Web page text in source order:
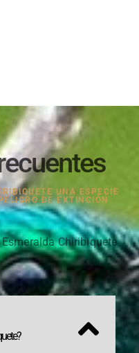
UNA ESPECIE
DE EXTINCIÓN
Chiribiquete